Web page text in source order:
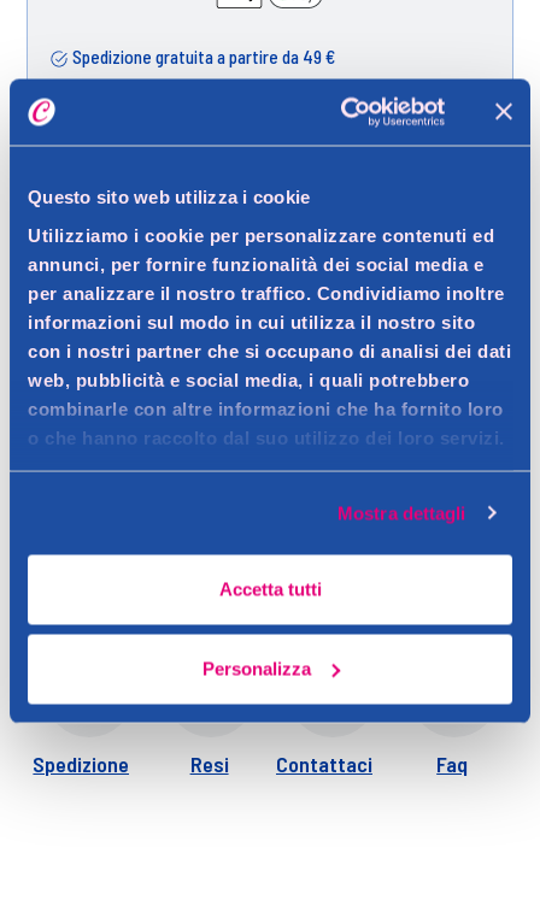
Questo sito web utilizza i cookie
Utilizziamo i cookie per personalizzare contenuti ed
annunci, per fornire funzionalità dei social media e
per analizzare il nostro traffico. Condividiamo inoltre
informazioni sul modo in cui utilizza il nostro sito
con i nostri partner che si occupano di analisi dei dati
web, pubblicità e social media, i quali potrebbero
combinarle con altre informazioni che ha fornito loro
o che hanno raccolto dal suo utilizzo dei loro servizi.
Mostra dettagli
Accetta tutti
Personalizza
Spedizione gratuita a partire da 49 €
Ritiro in negozio gratuito per i clienti registrati
Dettagli prodotto
Descrizione
Pennello duo ideale per l'applicazione di fondotinta liquidi e
Dettagli
Questo duo pennelli viso di Royal Beauty è pensato per
un'applicazione precisa e professionale del trucco viso. Un lato
vegane, morbide e delicate, rendono il pennello adatto anche
Spedizione Resi Contattaci Faq